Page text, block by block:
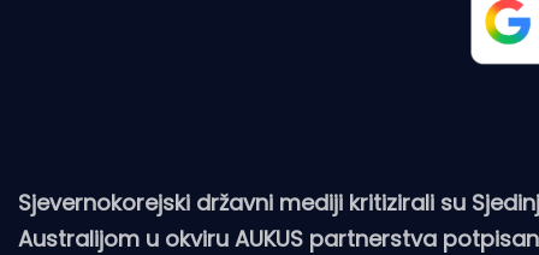
Sjevernokorejski državni mediji kritizirali su
Australijom u okviru AUKUS partnerstva